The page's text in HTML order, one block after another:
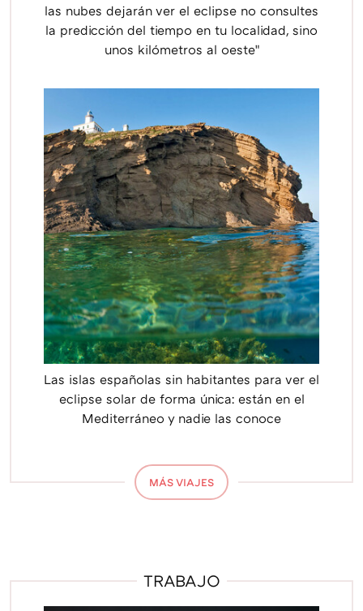
las nubes dejarán ver el eclipse no consultes
la predicción del tiempo en tu localidad, sino
unos kilómetros al oeste"
Las islas españolas sin habitantes para ver el
eclipse solar de forma única: están en el
Mediterráneo y nadie las conoce
MÁS VIAJES
TRABAJO